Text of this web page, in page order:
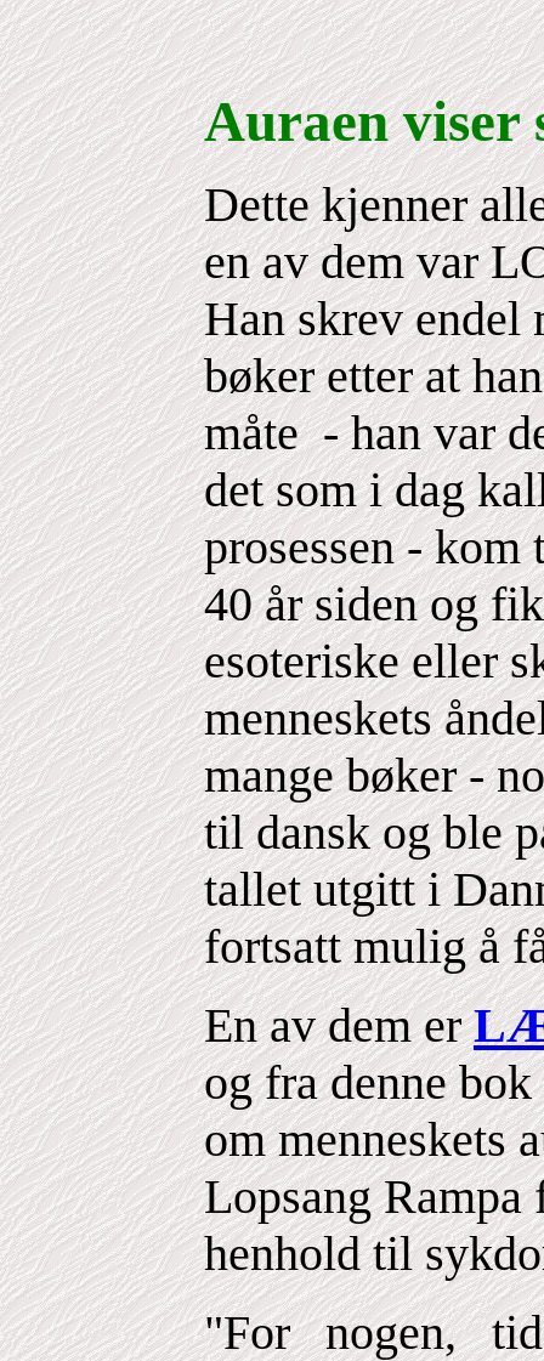
Auraen viser
Dette kjenner
en av dem var
Han skrev endel
bøker etter at
måte - han var
det som i dag
prosessen -
40 år siden og
esoteriske eller
menneskets
mange bøker -
til dansk og ble
tallet utgitt i
fortsatt mulig å
En av dem er
og fra denne
om menneskets
Lopsang
henhold til
"For nogen,